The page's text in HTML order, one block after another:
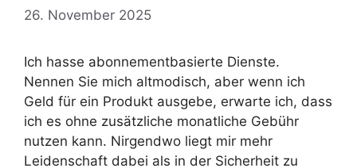
26. November 2025
Ich hasse abonnementbasierte Dienste.
Nennen Sie mich altmodisch, aber wenn ich
Geld für ein Produkt ausgebe, erwarte ich, dass
ich es ohne zusätzliche monatliche Gebühr
nutzen kann. Nirgendwo liegt mir mehr
Leidenschaft dabei als in der Sicherheit zu